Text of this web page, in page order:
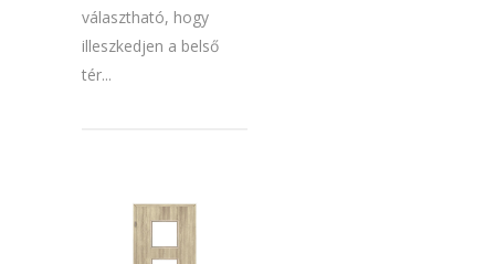
választható, hogy
illeszkedjen a belső
tér...